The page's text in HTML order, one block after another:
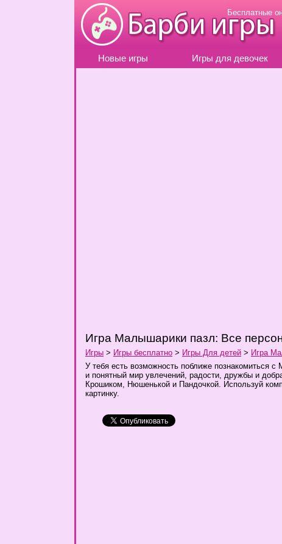
Бесплатные
Новые игры Игры для девочек
Игра Малышарики пазл: Все
Игры > Игры бесплатно > Игры Для детей > Игра
У тебя есть возможность поближе познакомиться
и понятный мир увлечений, радости, дружбы и
Крошиком, Нюшенькой и Пандочкой. Используй
картинку.